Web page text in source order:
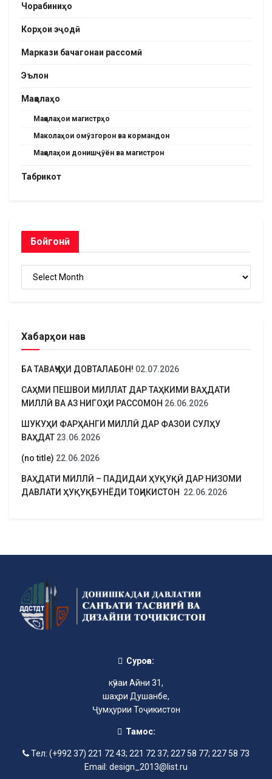
Чорабиниҳо
Корҳои эҷодӣ
Маркази бачагонаи рассомӣ
Эълон
Мақолаҳо
Мақолаҳои магистрҳо
Маколаҳои омӯзгорон ва кормандон
Мақолаҳои донишҷӯён ва магистрон
Табрикот
Бойгонӣ
Хабарҳои нав
БА ТАВАҶҶУҲИ ДОВТАЛАБОН! 02.07.2026
САҲМИ ПЕШВОИ МИЛЛАТ ДАР ТАҲКИМИ ВАҲДАТИ
МИЛЛӢ ВА АЗ НИГОҲИ РАССОМОН 26.06.2026
ШУКУҲИ ФАРҲАНГИ МИЛЛӢ ДАР ФАЗОИ СУЛҲУ
ВАҲДАТ 23.06.2026
(no title) 22.06.2026
ВАҲДАТИ МИЛЛӢ – ПАДИДАИ ҲУҚУҚӢ ДАР НИЗОМИ
ДАВЛАТИ ҲУҚУҚБУНЁДИ ТОҶИКИСТОН 22.06.2026
Суроға:
кӯчаи Айни 31,
шаҳри Душанбе,
Ҷумҳурии Тоҷикистон
Тамос:
Тел: (+992 37) 221 72 43; 221 72 37; 227 58 77; 227 58 73
Email: design_2013@list.ru